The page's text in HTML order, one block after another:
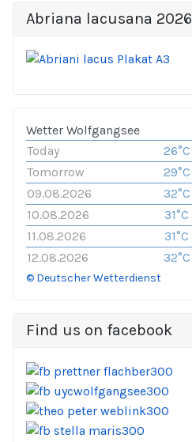
Abriana lacusana 2026
Wetter Wolfgangsee
Today
26°C
Tomorrow
29°C
09.08.2026
32°C
10.08.2026
31°C
11.08.2026
31°C
12.08.2026
32°C
© Deutscher Wetterdienst
Find us on facebook